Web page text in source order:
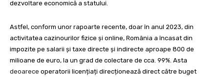
dezvoltare economică a statului.
Astfel, conform unor rapoarte recente, doar în anul 2023, din
activitatea cazinourilor fizice și online, România a încasat din
impozite pe salarii și taxe directe și indirecte aproape 800 de
milioane de euro, la un grad de colectare de cca. 99%. Asta
deoarece operatorii licențiați direcționează direct către buget